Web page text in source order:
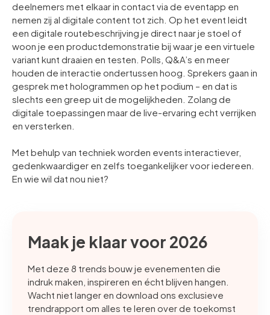
deelnemers met elkaar in contact via de eventapp en
nemen zij al digitale content tot zich. Op het event leidt
een digitale routebeschrijving je direct naar je stoel of
woon je een productdemonstratie bij waar je een virtuele
variant kunt draaien en testen. Polls, Q&A’s en meer
houden de interactie ondertussen hoog. Sprekers gaan in
gesprek met hologrammen op het podium – en dat is
slechts een greep uit de mogelijkheden. Zolang de
digitale toepassingen maar de live-ervaring echt verrijken
en versterken.
Met behulp van techniek worden events interactiever,
gedenkwaardiger en zelfs toegankelijker voor iedereen.
En wie wil dat nou niet?
Maak je klaar voor 2026
Met deze 8 trends bouw je evenementen die
indruk maken, inspireren en écht blijven hangen.
Wacht niet langer en download ons exclusieve
trendrapport om alles te leren over de toekomst